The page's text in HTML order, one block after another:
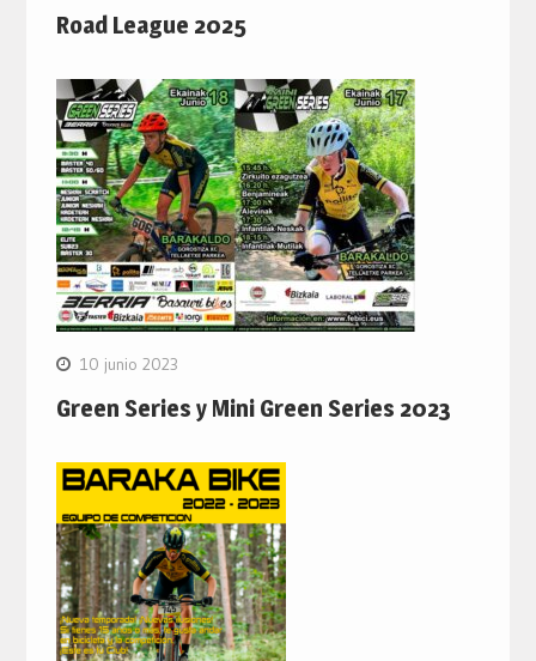
Road League 2025
10 junio 2023
Green Series y Mini Green Series 2023